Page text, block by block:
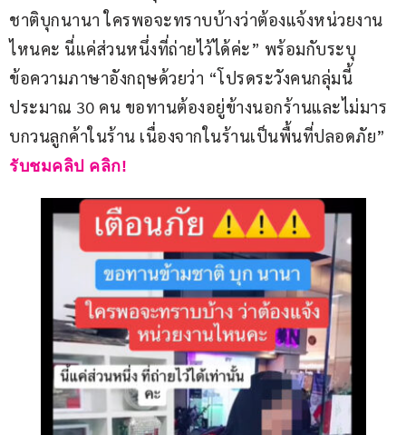
ชาติบุกนานา ใครพอจะทราบบ้างว่าต้องแจ้งหน่วยงาน
ไหนคะ นี่แค่ส่วนหนึ่งที่ถ่ายไว้ได้ค่ะ” พร้อมกับระบุ
ข้อความภาษาอังกฤษด้วยว่า “โปรดระวังคนกลุ่มนี้
ประมาณ 30 คน ขอทานต้องอยู่ข้างนอกร้านและไม่มาร
บกวนลูกค้าในร้าน เนื่องจากในร้านเป็นพื้นที่ปลอดภัย”
รับชมคลิป คลิก!